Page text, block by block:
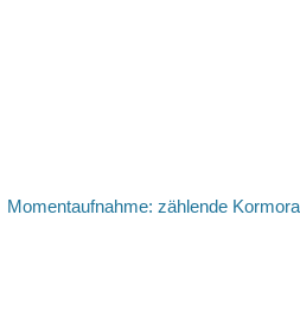
Nächster
Momentaufnahme: zählende